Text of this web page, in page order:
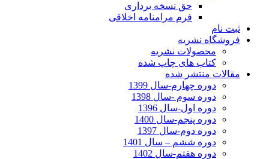
حق نسخه برداری
فرم مرامنامه اخلاقی
ثبت نام
فروشگاه نشریه
محصولات نشریه
کتاب های چاپ شده
مقالات منتشر شده
دوره چهارم-سال 1399
دوره سوم -سال 1398
دوره اول-سال 1396
دوره پنجم-سال 1400
دوره دوم-سال 1397
دوره ششم – سال 1401
دوره هفتم-سال 1402